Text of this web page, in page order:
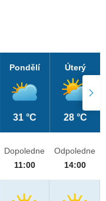
Pondělí
31 °C
Úterý
28 °C
Dopoledne
11:00
Odpoledne
14:00